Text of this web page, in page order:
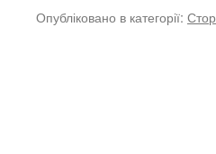
Опубліковано в категорії: